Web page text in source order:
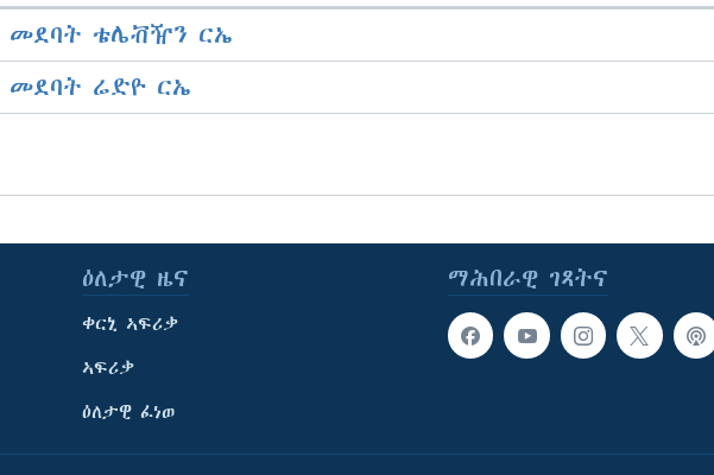
መደባት ቴሌቭዥን ርኤ
መደባት ሬድዮ ርኤ
ማሕበራዊ ገጻትና
ዕለታዊ ዜና
ቀርኒ ኣፍሪቃ
ኣፍሪቃ
ዕለታዊ ፈነወ